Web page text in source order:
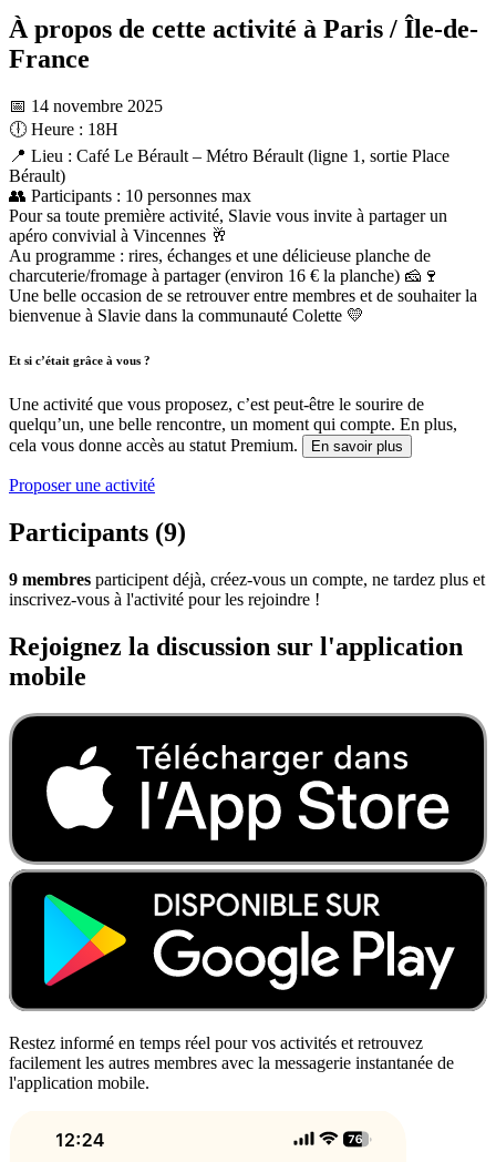
À propos de cette activité à Paris / Île-de-
France
📅 14 novembre 2025
🕕 Heure : 18H
📍 Lieu : Café Le Bérault – Métro Bérault (ligne 1, sortie Place
Bérault)
👥 Participants : 10 personnes max
Pour sa toute première activité, Slavie vous invite à partager un
apéro convivial à Vincennes 🥂
Au programme : rires, échanges et une délicieuse planche de
charcuterie/fromage à partager (environ 16 € la planche) 🧀🍷
Une belle occasion de se retrouver entre membres et de souhaiter la
bienvenue à Slavie dans la communauté Colette 💛
Et si c’était grâce à vous ?
Une activité que vous proposez, c’est peut-être le sourire de
quelqu’un, une belle rencontre, un moment qui compte. En plus,
cela vous donne accès au statut Premium.
En savoir plus
Proposer une activité
Participants (9)
9 membres participent déjà, créez-vous un compte, ne tardez plus et
inscrivez-vous à l'activité pour les rejoindre !
Rejoignez la discussion sur l'application
mobile
Restez informé en temps réel pour vos activités et retrouvez
facilement les autres membres avec la messagerie instantanée de
l'application mobile.